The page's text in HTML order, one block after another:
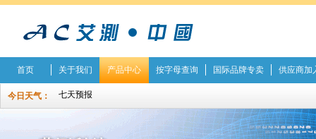
首页 关于我们 产品中心 按字母查询 国际品牌专卖 供应商加
今日天气：